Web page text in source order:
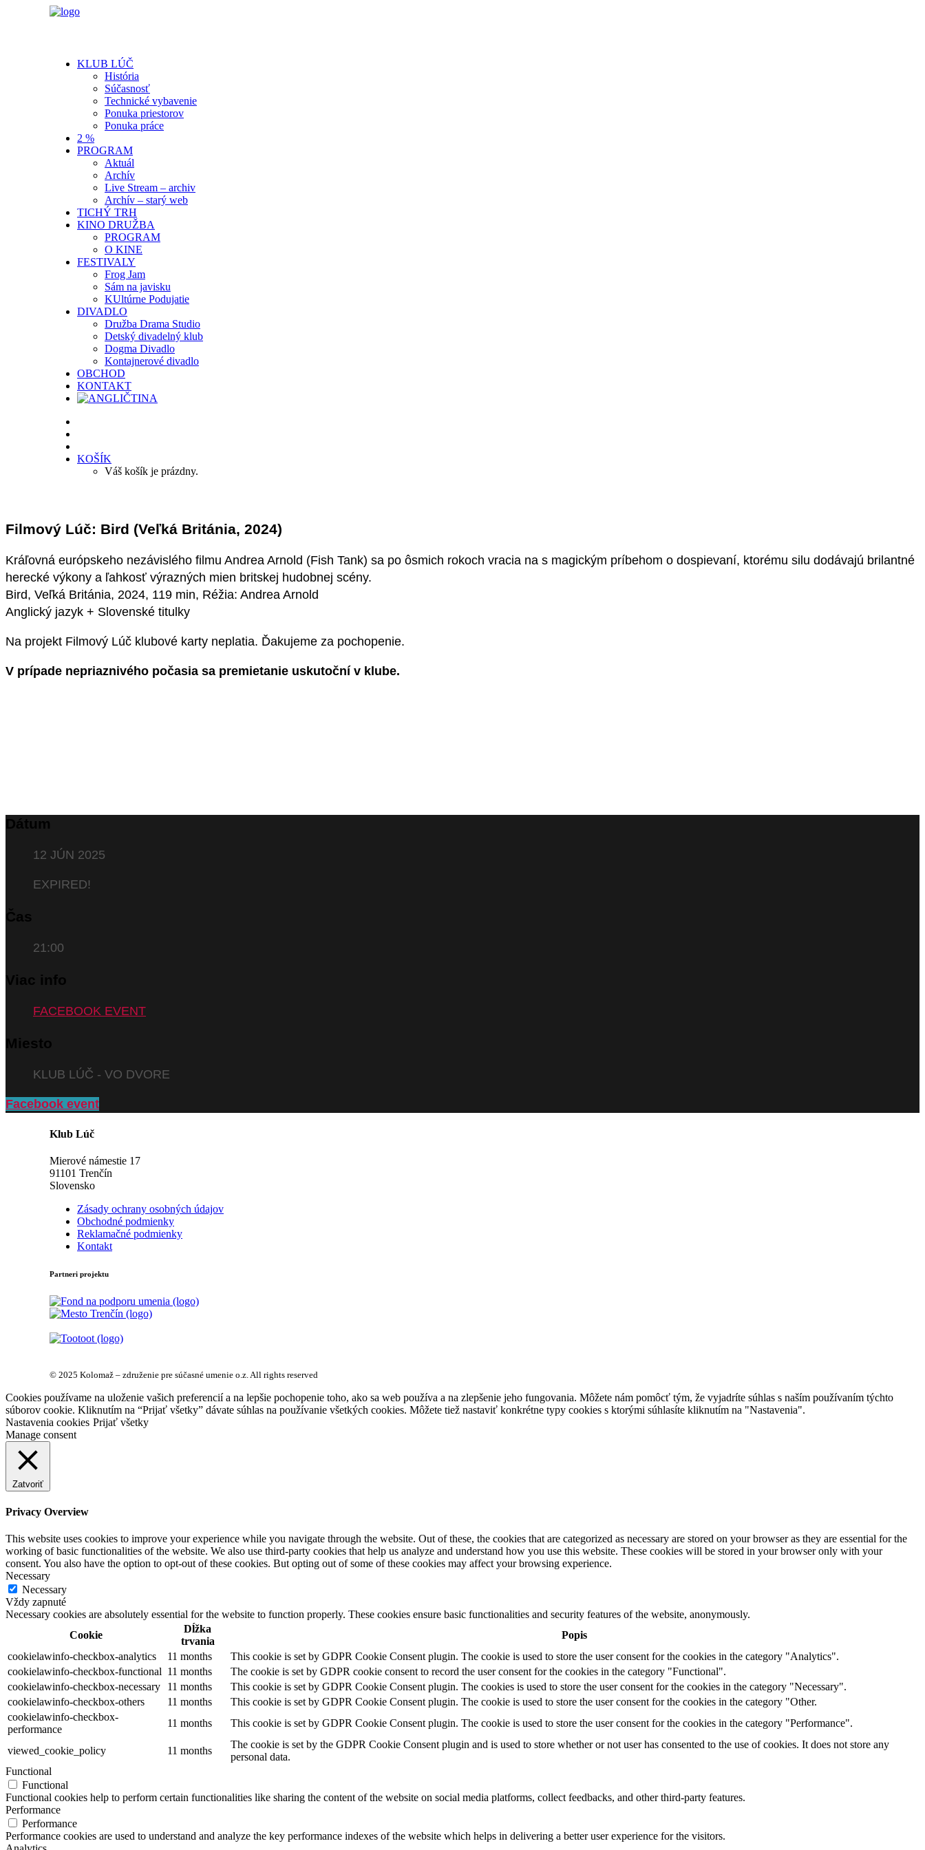
KLUB LÚČ
História
Súčasnosť
Technické vybavenie
Ponuka priestorov
Ponuka práce
2 %
PROGRAM
Aktuál
Archív
Live Stream – archiv
Archív – starý web
TICHÝ TRH
KINO DRUŽBA
PROGRAM
O KINE
FESTIVALY
Frog Jam
Sám na javisku
KUltúrne Podujatie
DIVADLO
Družba Drama Studio
Detský divadelný klub
Dogma Divadlo
Kontajnerové divadlo
OBCHOD
KONTAKT
KOŠÍK
Váš košík je prázdny.
Filmový Lúč: Bird (Veľká Británia, 2024)
Kráľovná európskeho nezávislého filmu Andrea Arnold (Fish Tank) sa po ôsmich rokoch vracia na s magickým príbehom o dospievaní, ktorému silu dodávajú brilantné
herecké výkony a ľahkosť výrazných mien britskej hudobnej scény.
Bird, Veľká Británia, 2024, 119 min, Réžia: Andrea Arnold
Anglický jazyk + Slovenské titulky
Na projekt Filmový Lúč klubové karty neplatia. Ďakujeme za pochopenie.
V prípade nepriaznivého počasia sa premietanie uskutoční v klube.
Dátum
12 JÚN 2025
EXPIRED!
Čas
21:00
Viac info
FACEBOOK EVENT
Miesto
KLUB LÚČ - VO DVORE
Facebook event
Klub Lúč
Mierové námestie 17
91101 Trenčín
Slovensko
Zásady ochrany osobných údajov
Obchodné podmienky
Reklamačné podmienky
Kontakt
Partneri projektu
© 2025 Kolomaž – združenie pre súčasné umenie o.z. All rights reserved
Cookies používame na uloženie vašich preferencií a na lepšie pochopenie toho, ako sa web používa a na zlepšenie jeho fungovania. Môžete nám pomôcť tým, že vyjadríte súhlas s naším používaním týchto
súborov cookie. Kliknutím na “Prijať všetky” dávate súhlas na používanie všetkých cookies. Môžete tiež nastaviť konkrétne typy cookies s ktorými súhlasíte kliknutím na "Nastavenia".
Nastavenia cookies Prijať všetky
Manage consent
Zatvoriť
Privacy Overview
This website uses cookies to improve your experience while you navigate through the website. Out of these, the cookies that are categorized as necessary are stored on your browser as they are essential for the
working of basic functionalities of the website. We also use third-party cookies that help us analyze and understand how you use this website. These cookies will be stored in your browser only with your
consent. You also have the option to opt-out of these cookies. But opting out of some of these cookies may affect your browsing experience.
Necessary
Necessary
Vždy zapnuté
Necessary cookies are absolutely essential for the website to function properly. These cookies ensure basic functionalities and security features of the website, anonymously.
Cookie
Dĺžka
trvania
Popis
cookielawinfo-checkbox-analytics
11 months
This cookie is set by GDPR Cookie Consent plugin. The cookie is used to store the user consent for the cookies in the category "Analytics".
cookielawinfo-checkbox-functional 11 months
The cookie is set by GDPR cookie consent to record the user consent for the cookies in the category "Functional".
cookielawinfo-checkbox-necessary
11 months
This cookie is set by GDPR Cookie Consent plugin. The cookies is used to store the user consent for the cookies in the category "Necessary".
cookielawinfo-checkbox-others
11 months
This cookie is set by GDPR Cookie Consent plugin. The cookie is used to store the user consent for the cookies in the category "Other.
cookielawinfo-checkbox-
performance
11 months This cookie is set by GDPR Cookie Consent plugin. The cookie is used to store the user consent for the cookies in the category "Performance".
viewed_cookie_policy 11 months
The cookie is set by the GDPR Cookie Consent plugin and is used to store whether or not user has consented to the use of cookies. It does not store any
personal data.
Functional
Functional
Functional cookies help to perform certain functionalities like sharing the content of the website on social media platforms, collect feedbacks, and other third-party features.
Performance
Performance
Performance cookies are used to understand and analyze the key performance indexes of the website which helps in delivering a better user experience for the visitors.